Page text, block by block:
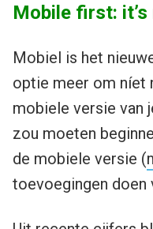
Mobile first:
Mobiel is het
optie meer om níet
mobiele versie van
zou moeten
de mobiele versie (
toevoegingen doen